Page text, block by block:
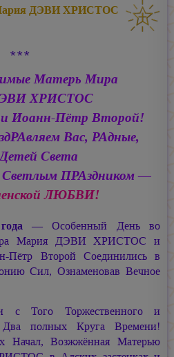
ДЭВИ ХРИСТОС
* * *
Матерь Мира
ХРИСТОС
Иоанн-Пётр Второй!
Вас, РАдные,
Света
ПРАздником —
ЛЮБВИ!
— Особенный День во
Мария ДЭВИ ХРИСТОС и
Пётр Второй Соединились в
Сил, Ознаменовав Вечное
с Того Торжественного и
Два полных Круга Времени!
Возжжённая Матерью